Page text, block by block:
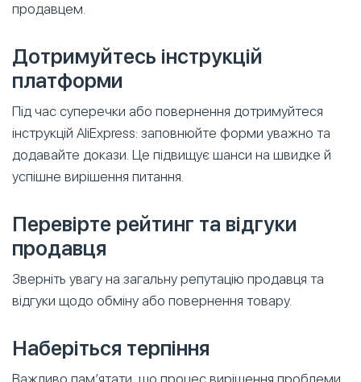
продавцем.
Дотримуйтесь інструкцій
платформи
Під час суперечки або повернення дотримуйтеся
інструкцій AliExpress: заповнюйте форми уважно та
додавайте докази. Це підвищує шанси на швидке й
успішне вирішення питання.
Перевірте рейтинг та відгуки
продавця
Зверніть увагу на загальну репутацію продавця та
відгуки щодо обміну або повернення товару.
Наберіться терпіння